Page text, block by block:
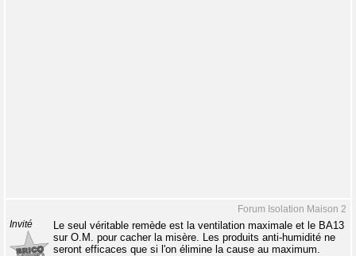
Forum Isolation Maison 2
Invité
Le seul véritable remède est la ventilation maximale et le BA13
sur O.M. pour cacher la misère. Les produits anti-humidité ne
seront efficaces que si l'on élimine la cause au maximum.